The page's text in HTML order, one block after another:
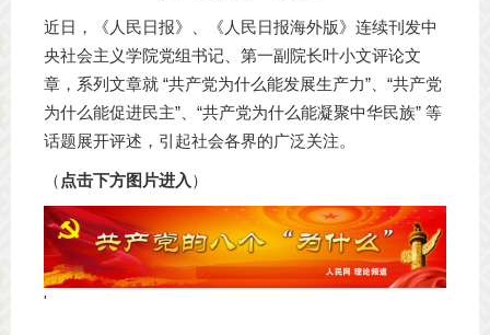
近日，《人民日报》、《人民日报海外版》连续刊发中
央社会主义学院党组书记、第一副院长叶小文评论文
章，系列文章就 “共产党为什么能发展生产力”、“共产党
为什么能促进民主”、“共产党为什么能凝聚中华民族” 等
话题展开评述，引起社会各界的广泛关注。
（ 点击下方图片进入 ）
'